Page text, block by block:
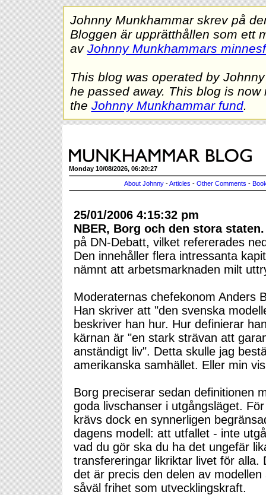
Johnny Munkhammar skrev på
Bloggen är upprätthållen som ett
av Johnny Munkhammars
This blog was operated by
he passed away. This blog is
the Johnny Munkhammar fund.
Monday 10/08/2026, 06:20:27
About Johnny -Articles - Other Comments -
25/01/2006 4:15:32 pm
NBER, Borg och den stora staten.
på DN-Debatt, vilket refererades
Den innehåller flera intressanta
nämnt att arbetsmarknaden milt
Moderaternas chefekonom Anders
Han skriver att "den svenska
beskriver han hur. Hur definierar
kärnan är "en stark strävan att
anständigt liv". Detta skulle jag
amerikanska samhället. Eller min
Borg preciserar sedan definitionen
goda livschanser i utgångsläget.
krävs dock en synnerligen
dagens modell: att utfallet - inte
vad du gör ska du ha det ungefär
transfereringar likriktar livet för
det är precis den delen av
såväl frihet som utvecklingskraft.